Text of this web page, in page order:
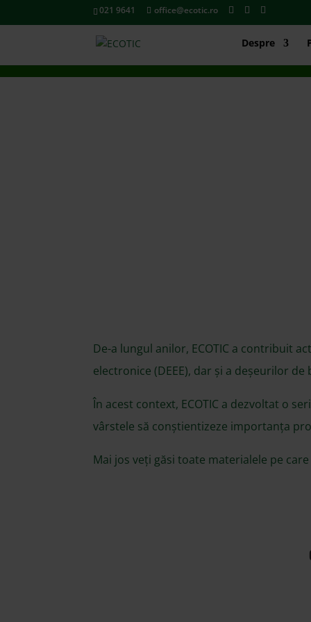
021 9641 office@ecotic.ro
Despre
De-a lungul anilor, ECOTIC a contribuit
electronice (DEEE), dar și a deșeurilor
În acest context, ECOTIC a dezvoltat o
vârstele să conștientizeze importanța
Mai jos veți găsi toate materialele pe